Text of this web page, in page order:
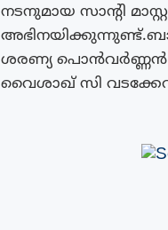
നടനുമായ സാന്റി
ശരണ്യ പൊൻവർണ്ണൻ
വൈശാഖ് സി